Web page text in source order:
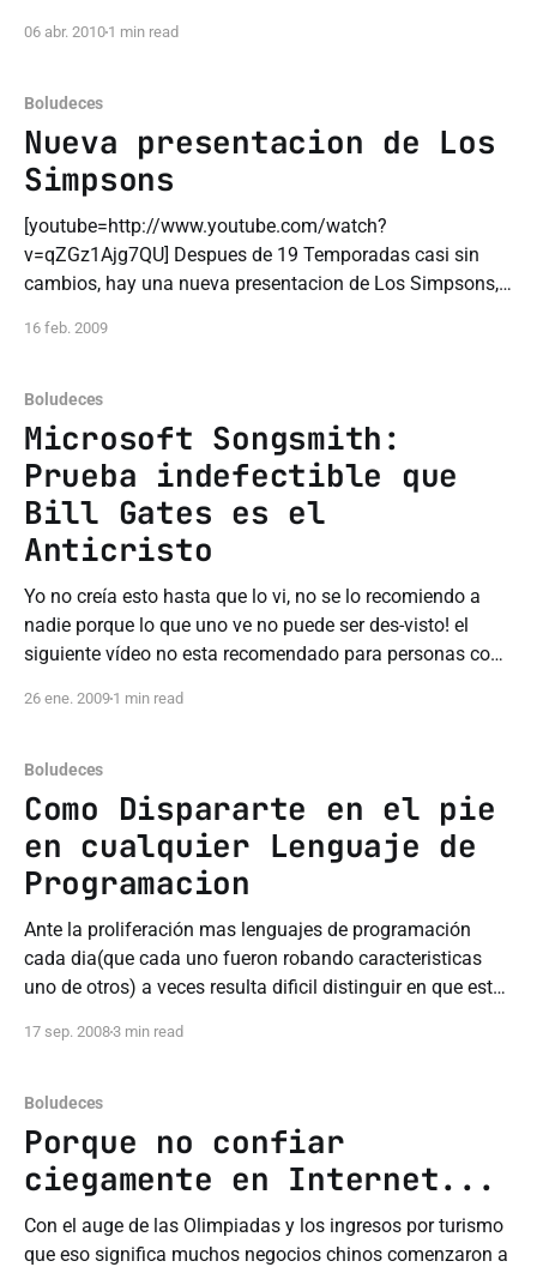
blog que tantas satisfacciones
06 abr. 2010 1 min read
Boludeces
Nueva presentacion de Los
Simpsons
[youtube=http://www.youtube.com/watch?
v=qZGz1Ajg7QU] Despues de 19 Temporadas casi sin
cambios, hay una nueva presentacion de Los Simpsons,
guion" pero esta bueno el cambio, el tema es que desde la
16 feb. 2009
Boludeces
Microsoft Songsmith:
Prueba indefectible que
Bill Gates es el
Anticristo
Yo no creía esto hasta que lo vi, no se lo recomiendo a
nadie porque lo que uno ve no puede ser des-visto! el
siguiente vídeo no esta recomendado para personas con
auditiva ni visual, es la confirmación que esperábamos,
26 ene. 2009 1 min read
Boludeces
Como Dispararte en el pie
en cualquier Lenguaje de
Programacion
Ante la proliferación mas lenguajes de programación
cada dia(que cada uno fueron robando caracteristicas
uno de otros) a veces resulta dificil distinguir en que esta
como Diferenciar. TAREA: DISPARARTE EN EL PIE C Te
17 sep. 20083 min read
Boludeces
Porque no confiar
ciegamente en Internet...
Con el auge de las Olimpiadas y los ingresos por turismo
que eso significa muchos negocios chinos comenzaron a